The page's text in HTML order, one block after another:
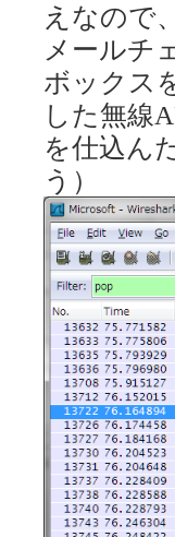
えなので
メールチ
ボックス
した無線
を仕込ん
う）